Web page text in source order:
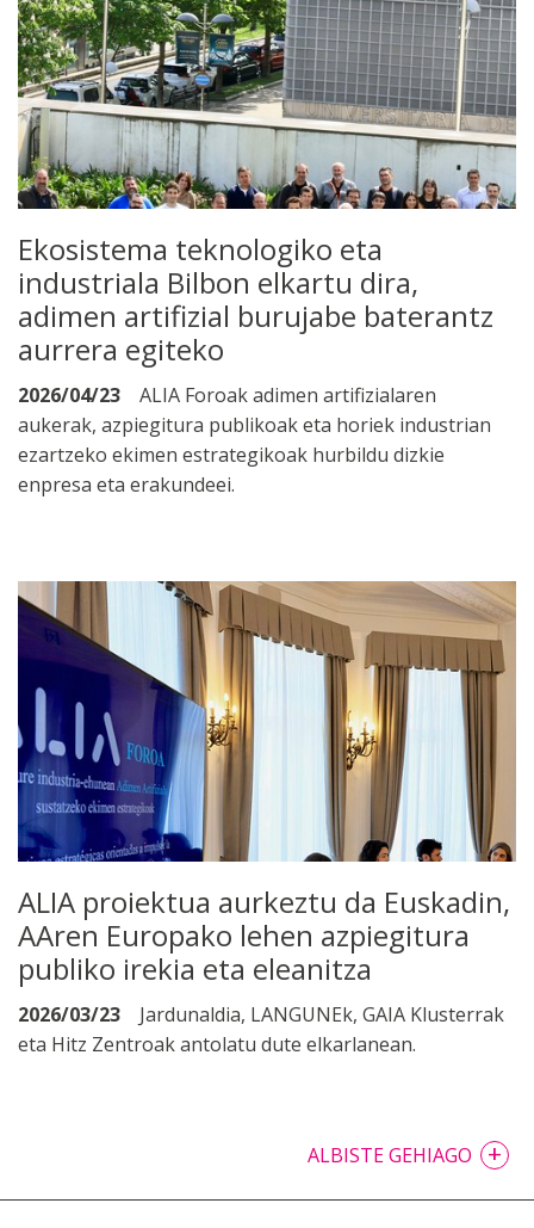
Ekosistema teknologiko eta
industriala Bilbon elkartu dira,
adimen artifizial burujabe baterantz
aurrera egiteko
2026/04/23
ALIA Foroak adimen artifizialaren
aukerak, azpiegitura publikoak eta horiek industrian
ezartzeko ekimen estrategikoak hurbildu dizkie
enpresa eta erakundeei.
ALIA proiektua aurkeztu da Euskadin,
AAren Europako lehen azpiegitura
publiko irekia eta eleanitza
2026/03/23
Jardunaldia, LANGUNEk, GAIA Klusterrak
eta Hitz Zentroak antolatu dute elkarlanean.
ALBISTE GEHIAGO +